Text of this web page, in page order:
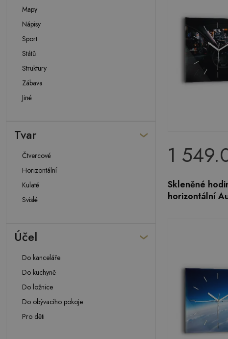
Mapy
Nápisy
Sport
Států
Struktury
Zábava
Jiné
Tvar
Čtvercové
Horizontální
Kulaté
Svislé
Účel
Do kanceláře
Do kuchyně
Do ložnice
Do obývacího pokoje
Pro děti
1
Skleněné
horizontální